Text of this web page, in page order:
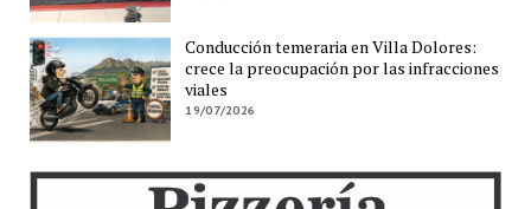
Conducción temeraria en Villa Dolores:
crece la preocupación por las infracciones
viales
19/07/2026